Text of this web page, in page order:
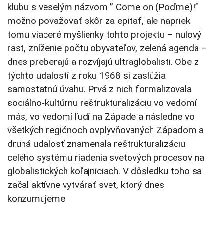
klubu s veselým názvom ” Come on (Poďme)!”
možno považovať skôr za epitaf, ale napriek
tomu viaceré myšlienky tohto projektu – nulový
rast, zníženie počtu obyvateľov, zelená agenda –
dnes preberajú a rozvíjajú ultraglobalisti. Obe z
týchto udalostí z roku 1968 si zaslúžia
samostatnú úvahu. Prvá z nich formalizovala
sociálno-kultúrnu reštrukturalizáciu vo vedomí
más, vo vedomí ľudí na Západe a následne vo
všetkých regiónoch ovplyvňovaných Západom a
druhá udalosť znamenala reštrukturalizáciu
celého systému riadenia svetových procesov na
globalistických koľajniciach. V dôsledku toho sa
začal aktívne vytvárať svet, ktorý dnes
konzumujeme.